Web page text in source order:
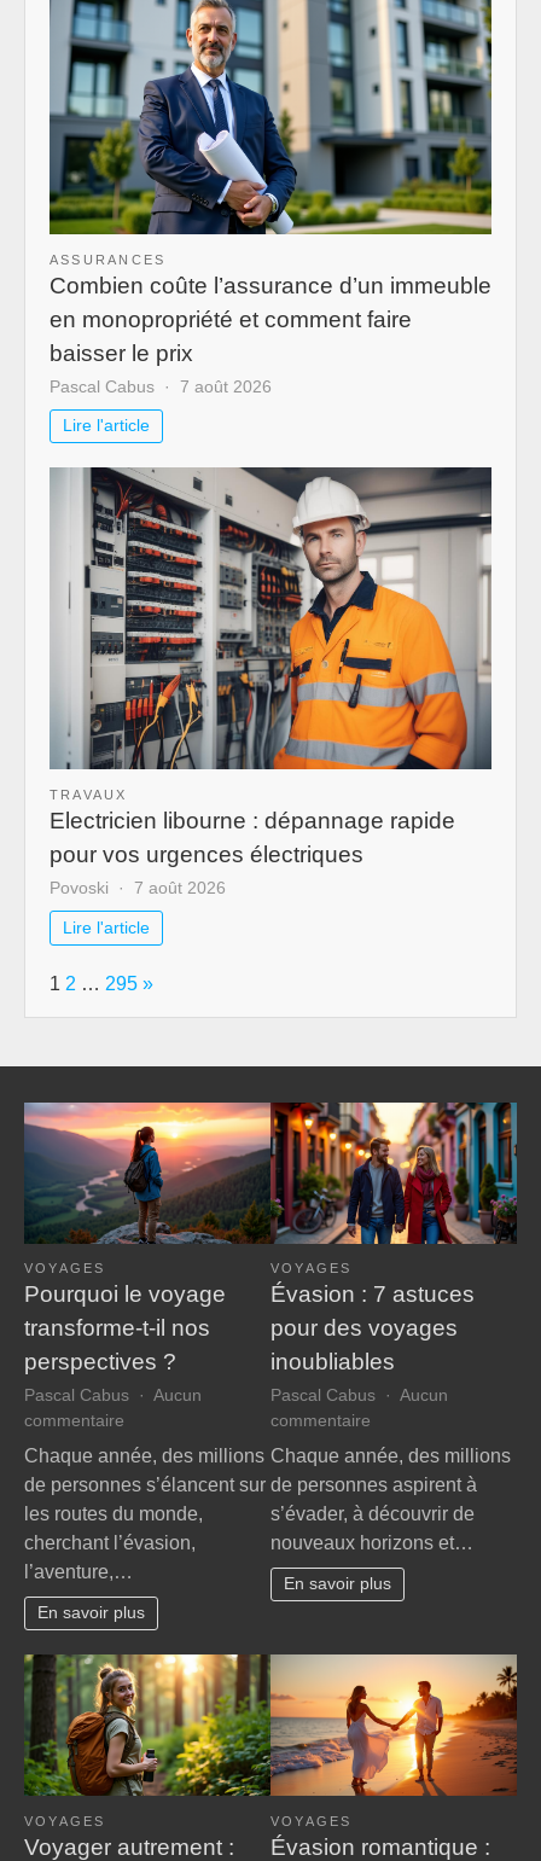
ASSURANCES
Combien coûte l’assurance d’un immeuble
en monopropriété et comment faire
baisser le prix
Pascal Cabus 7 août 2026
Lire l'article
TRAVAUX
Electricien libourne : dépannage rapide
pour vos urgences électriques
Povoski 7 août 2026
Lire l'article
Page:
1 2 … 295 Next
»
VOYAGES
Pourquoi le voyage
transforme-t-il nos
perspectives ?
Pascal Cabus
Aucun
commentaire
Pourquoi
voyage
transforme-
t-
il
nos
perspectives
Chaque année, des millions
de personnes s’élancent sur
les routes du monde,
cherchant l’évasion,
l’aventure,…
En savoir plus
VOYAGES
Évasion : 7 astuces
pour des voyages
inoubliables
Pascal Cabus
Aucun
commentaire
Évasion
7
astuces
pour
des
voyages
Chaque année, des millions
de personnes aspirent à
s’évader, à découvrir de
nouveaux horizons et…
En savoir plus
VOYAGES
Voyager autrement :
VOYAGES
Évasion romantique :